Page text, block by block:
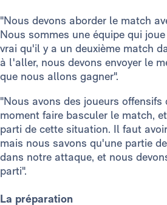
"Nous devons aborder le match
Nous sommes une équipe qui
vrai qu'il y a un deuxième match
à l'aller, nous devons envoyer le
que nous allons gagner".
"Nous avons des joueurs
moment faire basculer le match,
parti de cette situation. Il faut
mais nous savons qu'une partie
dans notre attaque, et nous
parti".
La préparation